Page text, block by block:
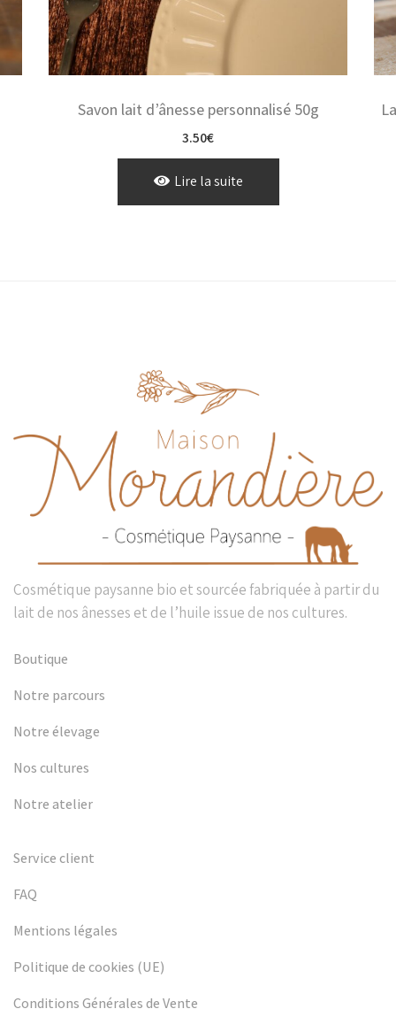
Savon lait d’ânesse personnalisé 50g
3.50€
Lire la suite
Cosmétique paysanne bio et sourcée fabriquée à partir du
lait de nos ânesses et de l’huile issue de nos cultures.
Boutique
Notre parcours
Notre élevage
Nos cultures
Notre atelier
Service client
FAQ
Mentions légales
Politique de cookies (UE)
Conditions Générales de Vente